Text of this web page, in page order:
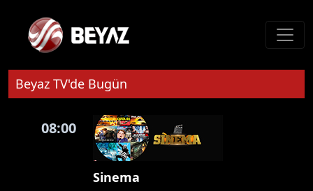
Beyaz TV'de Bugün
08:00
Sinema